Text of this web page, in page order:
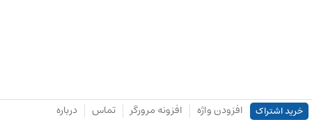
خرید اشتراک افزودن واژه افزونه مرورگر تماس درباره